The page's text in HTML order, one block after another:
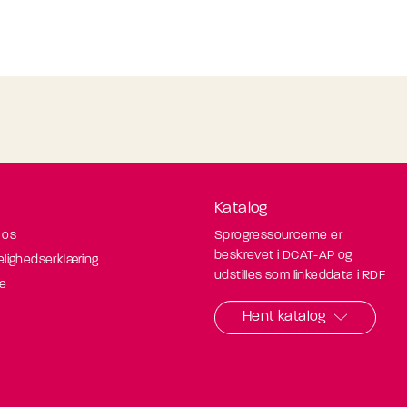
Katalog
Sprogressourcerne er
beskrevet i DCAT-AP og
udstilles som linkeddata i RDF
Hent katalog